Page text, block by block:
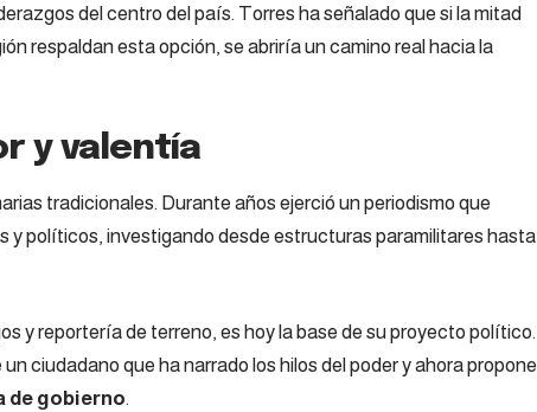
del centro del país. Torres ha señalado que si la mitad
respaldan esta opción, se abriría un camino real hacia la
y valentía
tradicionales. Durante años ejerció un periodismo que
y políticos, investigando desde estructuras paramilitares hasta
y reportería de terreno, es hoy la base de su proyecto político.
ciudadano que ha narrado los hilos del poder y ahora propone
de gobierno.